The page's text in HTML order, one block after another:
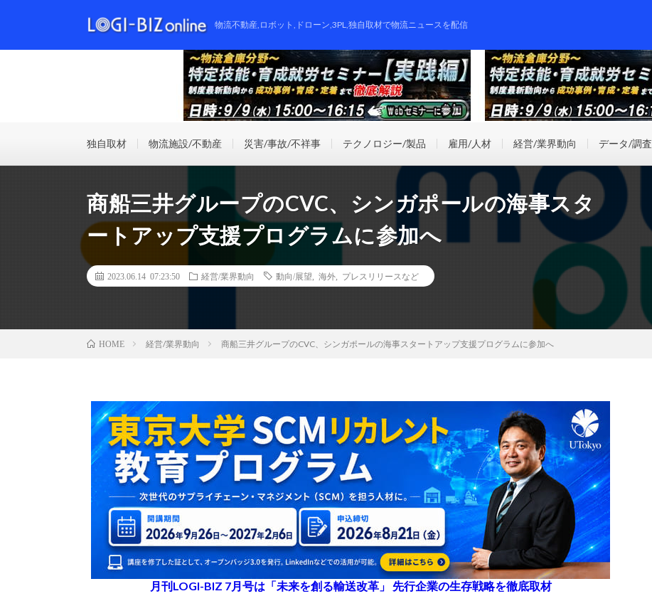
物流不動産,ロボット,ドローン,3PL,独自取材で物流ニュースを配信
独自取材 物流施設/不動産 災害/事故/不祥事 テクノロジー/製品 雇用/人材 経営/業界動向 データ/調査
商船三井グループのCVC、シンガポールの海事スタ
ートアップ支援プログラムに参加へ
2023.06.14 07:23:50 経営/業界動向 動向/展望 海外 プレスリリースなど
HOME 経営/業界動向 商船三井グループのCVC、シンガポールの海事スタートアップ支援プログラムに参加へ
月刊LOGI-BIZ 7月号は「未来を創る輸送改革」 先行企業の生存戦略を徹底取材